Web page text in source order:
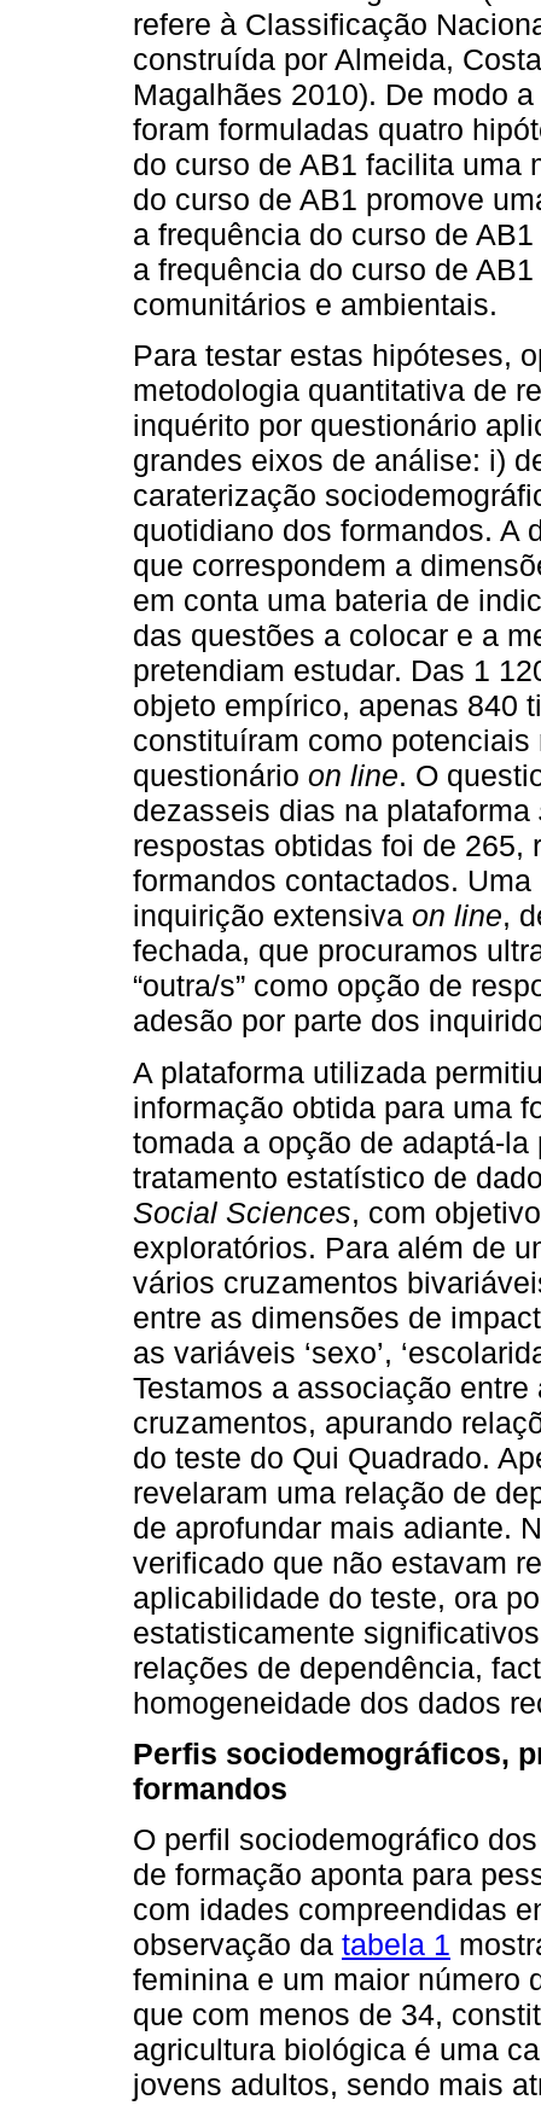
refere à Classificação
construída por Almeida,
Magalhães 2010). De modo
foram formuladas quatro
do curso de AB1 facilita uma
do curso de AB1 promove
a frequência do curso de
a frequência do curso de
comunitários e ambientais.
Para testar estas hipóteses,
metodologia quantitativa de
inquérito por questionário
grandes eixos de análise: i)
caraterização
quotidiano dos formandos. A
que correspondem a
em conta uma bateria de
das questões a colocar e a
pretendiam estudar. Das 1
objeto empírico, apenas 840
constituíram como
questionário on line. O
dezasseis dias na plataforma
respostas obtidas foi de 265,
formandos contactados.
inquirição extensiva on line,
fechada, que procuramos
“outra/s” como opção de
adesão por parte dos
A plataforma utilizada
informação obtida para uma
tomada a opção de adaptá-
tratamento estatístico de
Social Sciences, com
exploratórios. Para além de
vários cruzamentos
entre as dimensões de
as variáveis ‘sexo’,
Testamos a associação
cruzamentos, apurando
do teste do Qui Quadrado.
revelaram uma relação de
de aprofundar mais adiante.
verificado que não estavam
aplicabilidade do teste, ora
estatisticamente
relações de dependência,
homogeneidade dos dados
Perfis sociodemográficos,
formandos
O perfil sociodemográfico
de formação aponta para
com idades compreendidas
observação da tabela 1
feminina e um maior número
que com menos de 34,
agricultura biológica é uma
jovens adultos, sendo mais